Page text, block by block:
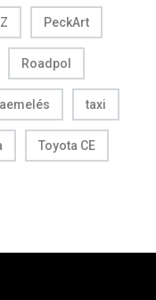
PeckArt
Roadpol
taxi
Toyota CE